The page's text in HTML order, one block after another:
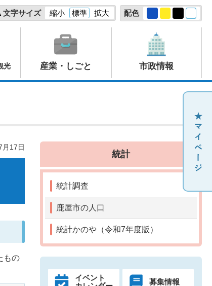
文字サイズ 縮小 標準 拡大 配色
光 産業・しごと 市政情報
月17日
もの
統計
統計調査
鹿屋市の人口
統計かのや（令和7年度版）
イベント
募集情報